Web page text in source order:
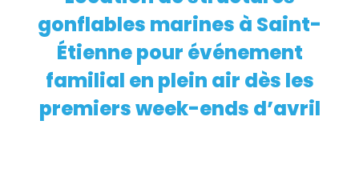
gonflables marines à Saint-
Étienne pour événement
familial en plein air dès les
premiers week-ends d’avril